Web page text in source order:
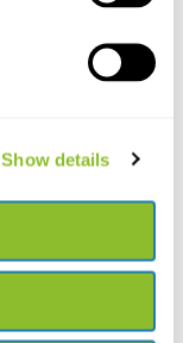
Show details